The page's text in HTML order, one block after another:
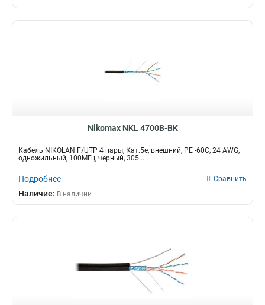
Nikomax NKL 4700B-BK
Кабель NIKOLAN F/UTP 4 пары, Кат.5e, внешний, PE -60C, 24 AWG,
одножильный, 100МГц, черный, 305...
Подробнее Сравнить
Наличие: В наличии